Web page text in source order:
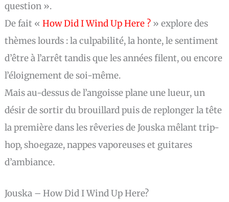
question ».
De fait «How Did I Wind Up Here ? » explore des
thèmes lourds : la culpabilité, la honte, le sentiment
d’être à l’arrêt tandis que les années filent, ou encore
l’éloignement de soi-même.
Mais au-dessus de l’angoisse plane une lueur, un
désir de sortir du brouillard puis de replonger la tête
la première dans les rêveries de Jouska mêlant trip-
hop, shoegaze, nappes vaporeuses et guitares
d’ambiance.
Jouska – How Did I Wind Up Here?